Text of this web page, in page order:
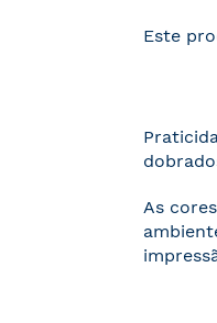
Este
As